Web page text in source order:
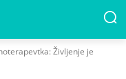
Življenje je